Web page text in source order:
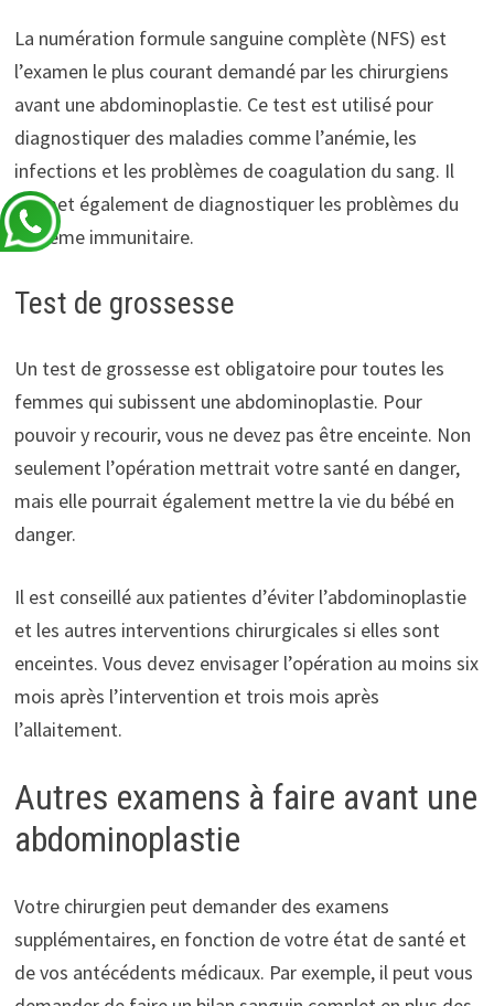
La numération formule sanguine complète (NFS) est
l’examen le plus courant demandé par les chirurgiens
avant une abdominoplastie. Ce test est utilisé pour
diagnostiquer des maladies comme l’anémie, les
infections et les problèmes de coagulation du sang. Il
permet également de diagnostiquer les problèmes du
système immunitaire.
Test de grossesse
Un test de grossesse est obligatoire pour toutes les
femmes qui subissent une abdominoplastie. Pour
pouvoir y recourir, vous ne devez pas être enceinte. Non
seulement l’opération mettrait votre santé en danger,
mais elle pourrait également mettre la vie du bébé en
danger.
Il est conseillé aux patientes d’éviter l’abdominoplastie
et les autres interventions chirurgicales si elles sont
enceintes. Vous devez envisager l’opération au moins six
mois après l’intervention et trois mois après
l’allaitement.
Autres examens à faire avant une
abdominoplastie
Votre chirurgien peut demander des examens
supplémentaires, en fonction de votre état de santé et
de vos antécédents médicaux. Par exemple, il peut vous